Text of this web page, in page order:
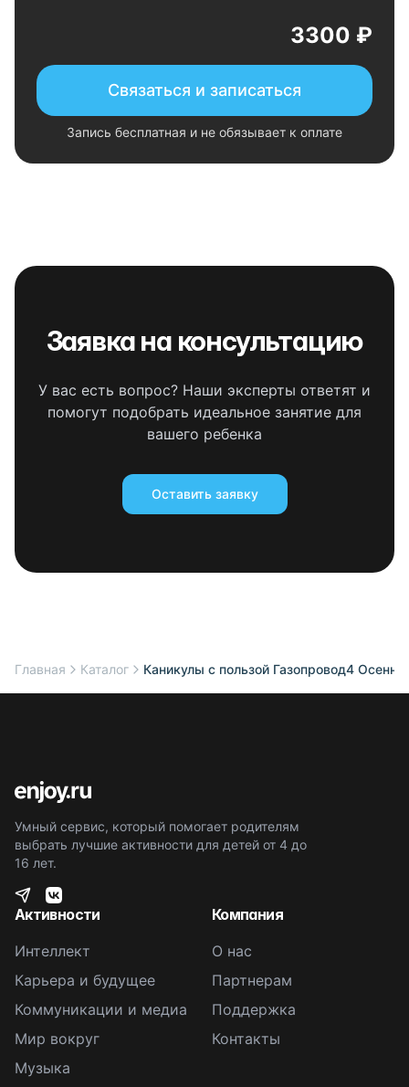
3300 ₽
Связаться и записаться
Запись бесплатная и не обязывает к оплате
Заявка на консультацию
У вас есть вопрос? Наши эксперты ответят и
помогут подобрать идеальное занятие для
вашего ребенка
Оставить заявку
Главная Каталог Каникулы с пользой Газопровод4
Умный сервис, который помогает родителям
выбрать лучшие активности для детей от 4 до
16 лет.
Активности
Интеллект
Карьера и будущее
Коммуникации и медиа
Мир вокруг
Музыка
Компания
О нас
Партнерам
Поддержка
Контакты